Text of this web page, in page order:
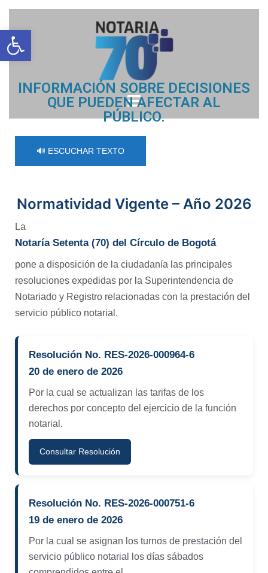
Open toolbar
INFORMACIÓN SOBRE DECISIONES
QUE PUEDEN AFECTAR AL
PÚBLICO.
🔊 ESCUCHAR TEXTO
Normatividad Vigente – Año 2026
La
Notaría Setenta (70) del Círculo de Bogotá
pone a disposición de la ciudadanía las principales
resoluciones expedidas por la Superintendencia de
Notariado y Registro relacionadas con la prestación del
servicio público notarial.
Resolución No. RES-2026-000964-6
20 de enero de 2026
Por la cual se actualizan las tarifas de los
derechos por concepto del ejercicio de la función
notarial.
Consultar Resolución
Resolución No. RES-2026-000751-6
19 de enero de 2026
Por la cual se asignan los turnos de prestación del
servicio público notarial los días sábados